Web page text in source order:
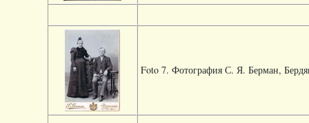
Foto 7. Фотография С. Я. Берман,